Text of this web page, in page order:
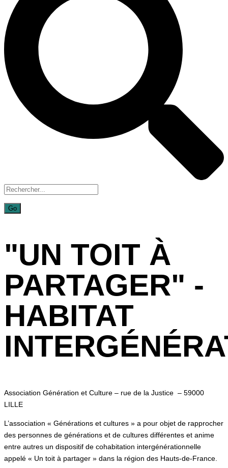
"UN TOIT À
PARTAGER" -
HABITAT
Association Génération et Culture – rue de la Justice – 59000
LILLE
L’association « Générations et cultures » a pour objet de rapprocher
des personnes de générations et de cultures différentes et anime
entre autres un dispositif de cohabitation intergénérationnelle
appelé « Un toit à partager » dans la région des Hauts-de-France.